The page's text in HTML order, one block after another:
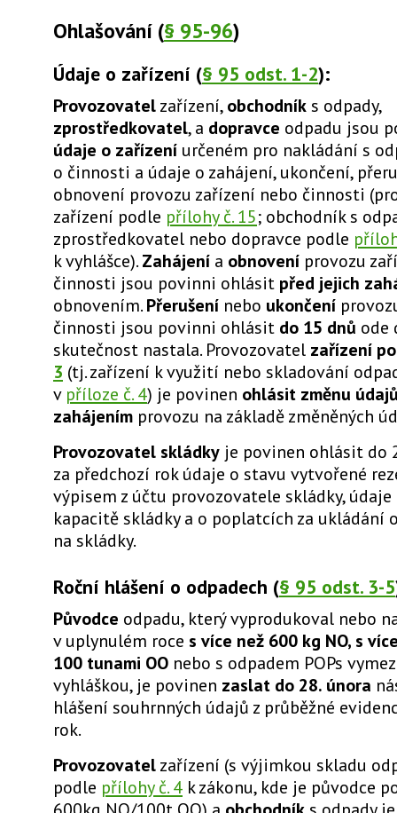
Ohlašování (§ 95-96)
Údaje o zařízení (§ 95 odst. 1-2):
Provozovatelzařízení,obchodníks odpady,
zprostředkovatel, a dopravce odpadu jsou
údaje o zařízení určeném pro nakládání s
o činnosti a údaje o zahájení, ukončení,
obnovení provozu zařízení nebo činnosti
zařízení podle přílohy č. 15; obchodník s
zprostředkovatel nebo dopravce podle
k vyhlášce).Zahájení a obnovení provozu
činnosti jsou povinni ohlásit před jejich
obnovením.Přerušení nebo ukončení
činnosti jsou povinni ohlásit do 15 dnů ode
skutečnost nastala. Provozovatel zařízení
3 (tj. zařízení k využití nebo skladování
v příloze č. 4) je povinen ohlásit změnu
zahájením provozu na základě změněných
Provozovatel skládky je povinen ohlásit do
za předchozí rok údaje o stavu vytvořené
výpisem z účtu provozovatele skládky,
kapacitě skládky a o poplatcích za ukládání
na skládky.
Roční hlášení o odpadech (§ 95 odst. 3-5
Původce odpadu, který vyprodukoval nebo
v uplynulém roce s více než 600 kg NO, s
100 tunami OO nebo s odpadem POPs
vyhláškou, je povinen zaslat do 28. února
hlášení souhrnných údajů z průběžné
rok.
Provozovatelzařízení (s výjimkou skladu
podle přílohy č. 4 k zákonu, kde je původce